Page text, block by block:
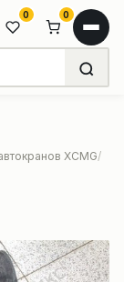
0 0
XCMG